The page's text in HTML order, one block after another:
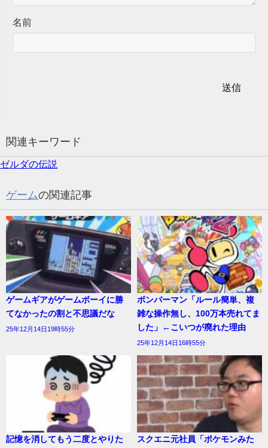
名前
関連キーワード
ゼルダの伝説
ゲームの関連記事
ゲームギアがゲームボーイに勝
てなかったの割と不思議だな
25年12月14日19時55分
ボンバーマン「ルール簡単、複
雑な操作無し、100万本売れてま
した」←こいつが廃れた理由
25年12月14日16時55分
記憶を消してもう二度とやりた
スクエニ元社員「ポケモンみた